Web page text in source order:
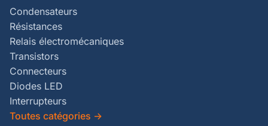
Condensateurs
Résistances
Relais électromécaniques
Transistors
Connecteurs
Diodes LED
Interrupteurs
Toutes catégories →